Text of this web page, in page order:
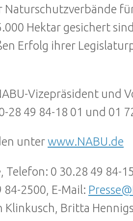
Naturschutzverbände
Hektar gesichert
Erfolg ihrer
Vizepräsident und
28 49 84-18 01 und 01
unterwww.NABU.de
Telefon: 0 30.28 49 84-
84-2500, E-Mail:
Klinkusch, Britta Hennigs